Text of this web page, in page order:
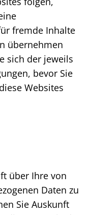
fremde Inhalte
übernehmen
sich der jeweils
bevor Sie
Websites
über Ihre von
Daten zu
Sie Auskunft